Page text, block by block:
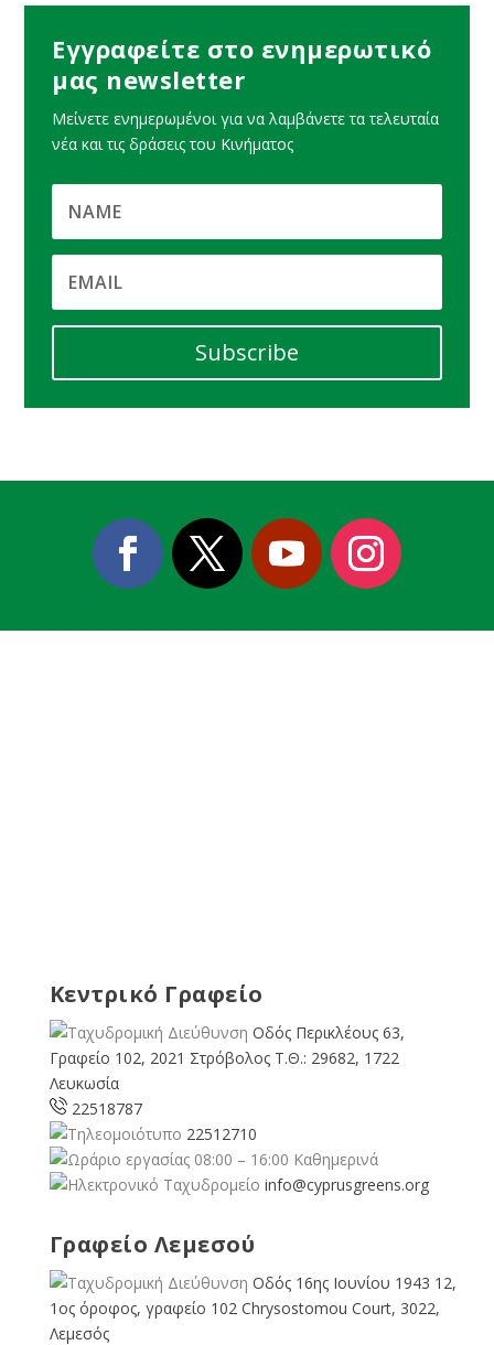
Εγγραφείτε στο ενημερωτικό
μας newsletter
Μείνετε ενημερωμένοι για να λαμβάνετε τα τελευταία
νέα και τις δράσεις του Κινήματος
Subscribe
Κεντρικό Γραφείο
Οδός Περικλέους 63,
Γραφείο 102, 2021 Στρόβολος Τ.Θ.: 29682, 1722
Λευκωσία
22518787
22512710
08:00 – 16:00 Καθημερινά
info@cyprusgreens.org
Γραφείο Λεμεσού
Οδός 16ης Ιουνίου 1943 12,
1ος όροφος, γραφείο 102 Chrysostomou Court, 3022,
Λεμεσός